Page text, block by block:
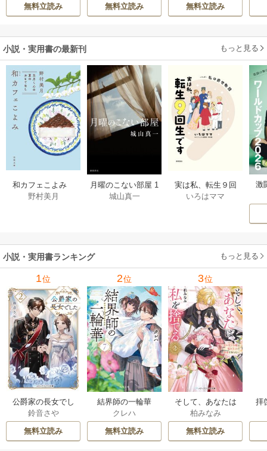
か溺愛してきます
無料立読み
伝～
無料立読み
の落ちこぼれ令
を掴み取る～
しろう
無料立読み
小説・実用書の最新刊 もっと見る
和カフェこよみ
五月くんの夏のお
野村美月
月曜のこない部屋 1
巻
城山真一
実は私、転生９回
生です マンガ
いろはママ
激
小説・実用書ランキング もっと見る
1位
公爵家の長女でし
た
鈴音さや
無料立読み
2位
結界師の一輪華
クレハ
無料立読み
3位
そして、あなたは
私を捨てる
柏みなみ
無料立読み
拝